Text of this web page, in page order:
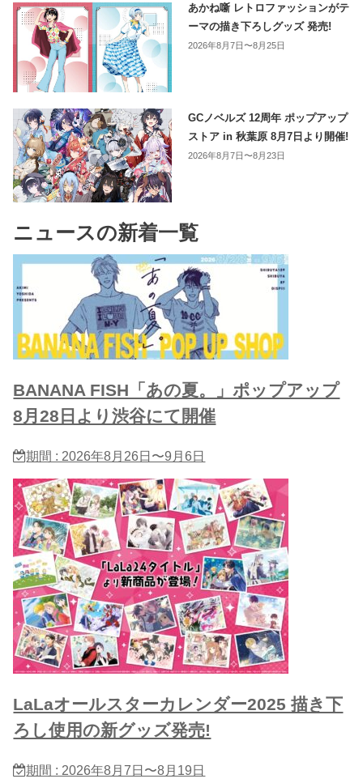
あかね噺 レトロファッションがテ
ーマの描き下ろしグッズ 発売!
2026年8月7日〜8月25日
GCノベルズ 12周年 ポップアップ
ストア in 秋葉原 8月7日より開催!
2026年8月7日〜8月23日
ニュースの新着一覧
BANANA FISH「あの夏。」ポップアップ
8月28日より渋谷にて開催
期間 : 2026年8月26日〜9月6日
LaLaオールスターカレンダー2025 描き下
ろし使用の新グッズ発売!
期間 : 2026年8月7日〜8月19日